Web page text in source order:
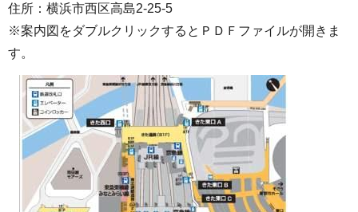
住所：横浜市西区高島2-25-5
※案内図をダブルクリックするとＰＤＦファイルが開きま
す。